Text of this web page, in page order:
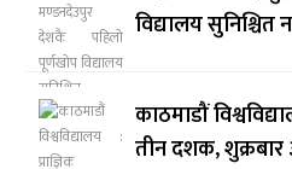
विद्यालय सुनिश्चित
काठमाडौं
तीन दशक, शुक्रबार